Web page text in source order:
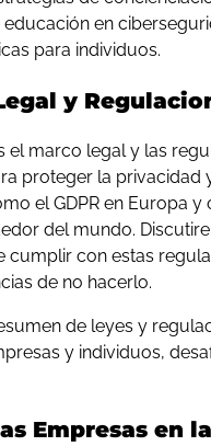
en
para individuos.
y
el marco legal y las
proteger la privacidad
el GDPR en Europa y
del mundo.
cumplir con estas
de no hacerlo.
de leyes y
y individuos,
Empresas en la